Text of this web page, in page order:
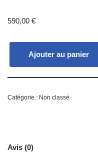
590,00 €
Ajouter au panier
Catégorie : Non classé
Avis (0)